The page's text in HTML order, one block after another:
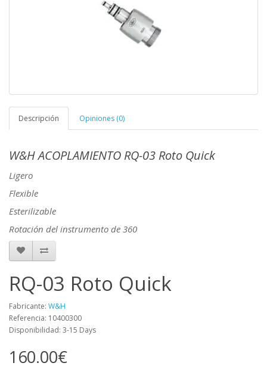
Descripción Opiniones (0)
W&H ACOPLAMIENTO RQ-03 Roto Quick
Ligero
Flexible
Esterilizable
Rotación del instrumento de 360 
RQ-03 Roto Quick
Fabricante: W&H
Referencia: 10400300
Disponibilidad: 3-15 Days
160.00€